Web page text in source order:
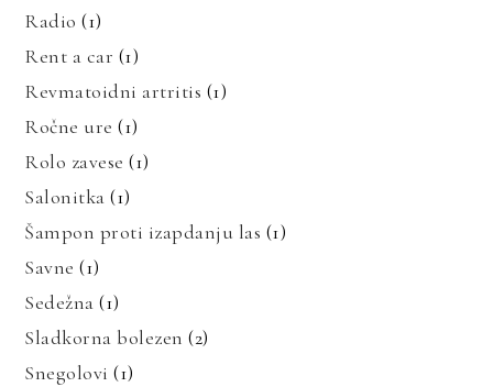
Radio (1)
Rent a car (1)
Revmatoidni artritis (1)
Ročne ure (1)
Rolo zavese (1)
Salonitka (1)
Šampon proti izapdanju las (1)
Savne (1)
Sedežna (1)
Sladkorna bolezen (2)
Snegolovi (1)